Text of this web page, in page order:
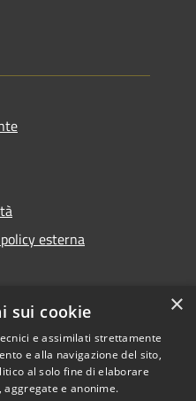
esterna
Copyright © 2026 • Comune di
Santa Teresa Gallura •
Powered byMunicipium
×
sui cookie
e assimilati strettamente
e alla navigazione del sito,
al solo fine di elaborare
e anonime.